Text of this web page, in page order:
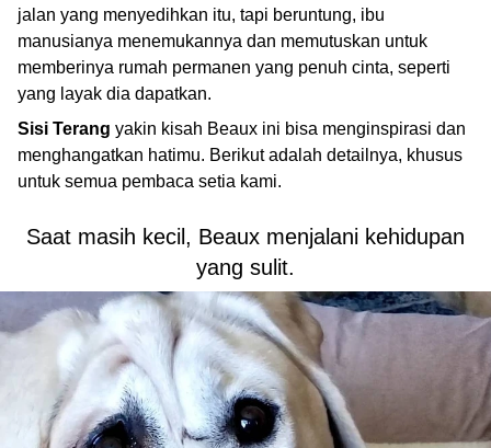
jalan yang menyedihkan itu, tapi beruntung, ibu
manusianya menemukannya dan memutuskan untuk
memberinya rumah permanen yang penuh cinta, seperti
yang layak dia dapatkan.
Sisi Terang yakin kisah Beaux ini bisa menginspirasi dan
menghangatkan hatimu. Berikut adalah detailnya, khusus
untuk semua pembaca setia kami.
Saat masih kecil, Beaux menjalani kehidupan
yang sulit.